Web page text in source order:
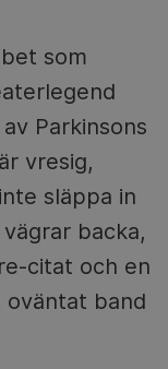
som
Parkinsons
vresig,
släppa in
backa,
citat och en
oväntat band